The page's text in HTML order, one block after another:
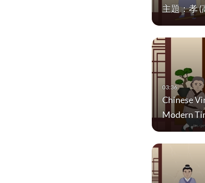
主題：孝 (
Chinese
Modern